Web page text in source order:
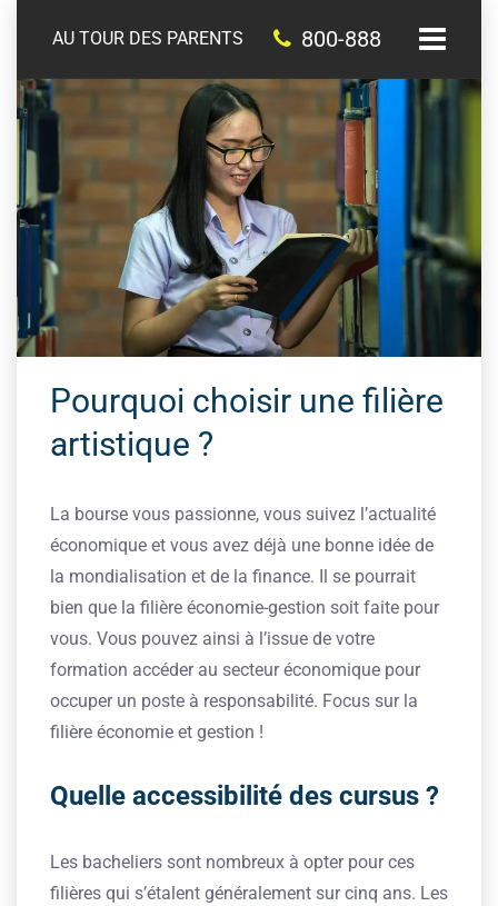
AU TOUR DES PARENTS 800-888
Pourquoi choisir une filière
artistique ?
La bourse vous passionne, vous suivez l’actualité
économique et vous avez déjà une bonne idée de
la mondialisation et de la finance. Il se pourrait
bien que la filière économie-gestion soit faite pour
vous. Vous pouvez ainsi à l’issue de votre
formation accéder au secteur économique pour
occuper un poste à responsabilité. Focus sur la
filière économie et gestion !
Quelle accessibilité des cursus ?
Les bacheliers sont nombreux à opter pour ces
filières qui s’étalent généralement sur cinq ans. Les